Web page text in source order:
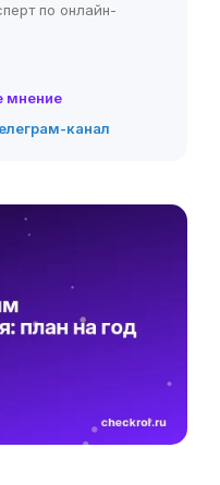
по онлайн-
мнение
канал